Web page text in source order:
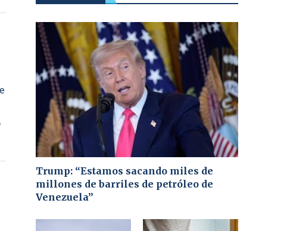
Trump: “Estamos sacando miles de
millones de barriles de petróleo de
Venezuela”